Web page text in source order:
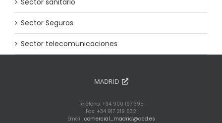
Sector Seguros
Sector telecomunicaciones
MADRID
Teléfono: +34 900 197 395
Fax: +34 917 219 532
Email: comercial_madrid@dcd.es